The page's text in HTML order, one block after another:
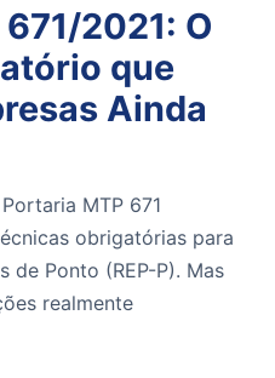
2021: O
que
Ainda
MTP 671
obrigatórias para
de Ponto (REP-P). Mas
realmente